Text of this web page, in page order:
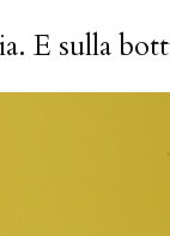
E sulla